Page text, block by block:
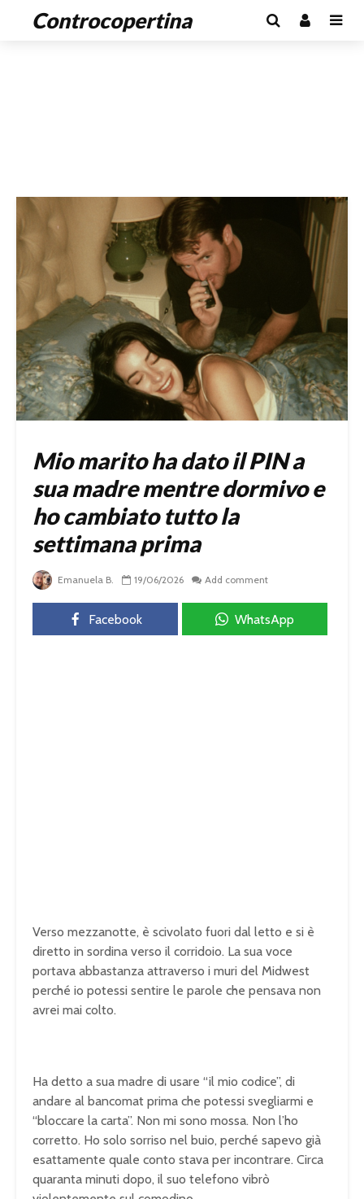
Controcopertina
Mio marito ha dato il PIN a
sua madre mentre dormivo e
ho cambiato tutto la
settimana prima
Emanuela B. 19/06/2026 Add comment
Facebook WhatsApp
Verso mezzanotte, è scivolato fuori dal letto e si è
diretto in sordina verso il corridoio. La sua voce
portava abbastanza attraverso i muri del Midwest
perché io potessi sentire le parole che pensava non
avrei mai colto.
Ha detto a sua madre di usare “il mio codice”, di
andare al bancomat prima che potessi svegliarmi e
“bloccare la carta”. Non mi sono mossa. Non l’ho
corretto. Ho solo sorriso nel buio, perché sapevo già
esattamente quale conto stava per incontrare. Circa
quaranta minuti dopo, il suo telefono vibrò